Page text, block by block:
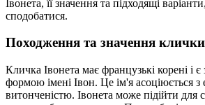
Івонета, її значення та підходящі
сподобатися.
Походження та значення клички
Кличка Івонета має французькі корені і
формою імені Івон. Це ім'я асоціюється з
витонченістю. Івонета може підійти для